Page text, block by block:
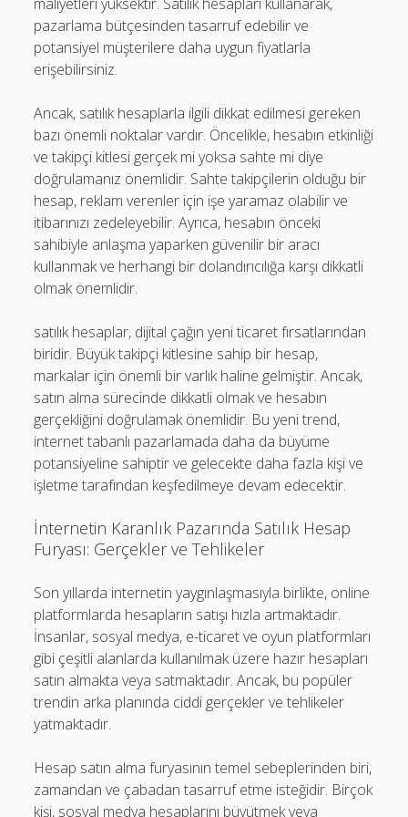
pazarlama bütçesinden tasarruf edebilir ve
potansiyel müşterilere daha uygun fiyatlarla
erişebilirsiniz.
Ancak, satılık hesaplarla ilgili dikkat edilmesi gereken
bazı önemli noktalar vardır. Öncelikle, hesabın etkinliği
ve takipçi kitlesi gerçek mi yoksa sahte mi diye
doğrulamanız önemlidir. Sahte takipçilerin olduğu bir
hesap, reklam verenler için işe yaramaz olabilir ve
itibarınızı zedeleyebilir. Ayrıca, hesabın önceki
sahibiyle anlaşma yaparken güvenilir bir aracı
kullanmak ve herhangi bir dolandırıcılığa karşı dikkatli
olmak önemlidir.
satılık hesaplar, dijital çağın yeni ticaret fırsatlarından
biridir. Büyük takipçi kitlesine sahip bir hesap,
markalar için önemli bir varlık haline gelmiştir. Ancak,
satın alma sürecinde dikkatli olmak ve hesabın
gerçekliğini doğrulamak önemlidir. Bu yeni trend,
internet tabanlı pazarlamada daha da büyüme
potansiyeline sahiptir ve gelecekte daha fazla kişi ve
işletme tarafından keşfedilmeye devam edecektir.
İnternetin Karanlık Pazarında Satılık Hesap
Furyası: Gerçekler ve Tehlikeler
Son yıllarda internetin yaygınlaşmasıyla birlikte, online
platformlarda hesapların satışı hızla artmaktadır.
İnsanlar, sosyal medya, e-ticaret ve oyun platformları
gibi çeşitli alanlarda kullanılmak üzere hazır hesapları
satın almakta veya satmaktadır. Ancak, bu popüler
trendin arka planında ciddi gerçekler ve tehlikeler
yatmaktadır.
Hesap satın alma furyasının temel sebeplerinden biri,
zamandan ve çabadan tasarruf etme isteğidir. Birçok
kişi, sosyal medya hesaplarını büyütmek veya